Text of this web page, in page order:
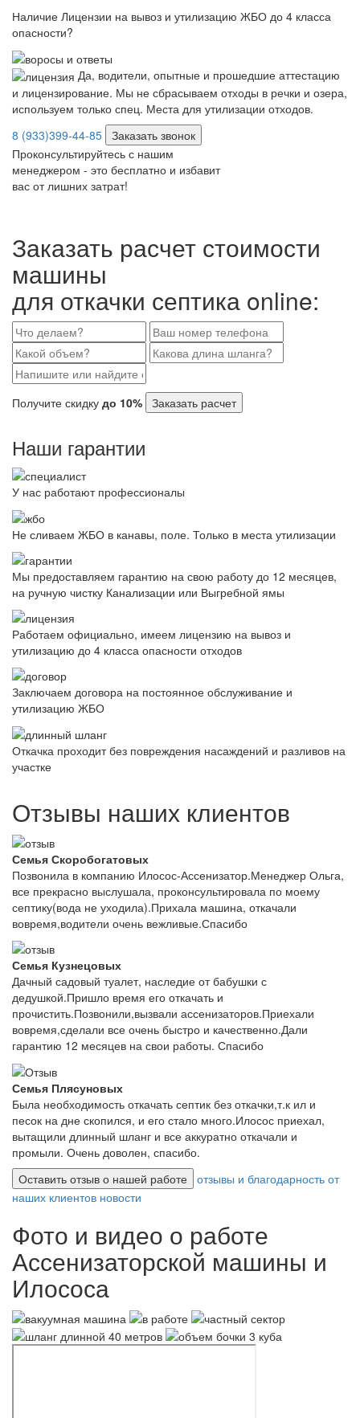
Наличие Лицензии на вывоз и утилизацию ЖБО до 4 класса
опасности?
Да, водители, опытные и прошедшие аттестацию
и лицензирование. Мы не сбрасываем отходы в речки и озера,
используем только спец. Места для утилизации отходов.
8 (933)399-44-85 Заказать звонок
Проконсультируйтесь с нашим
менеджером - это бесплатно и избавит
вас от лишних затрат!
Заказать расчет стоимости
машины
для откачки септика online:
Получите скидку до 10% Заказать расчет
Наши гарантии
У нас работают профессионалы
Не сливаем ЖБО в канавы, поле. Только в места утилизации
Мы предоставляем гарантию на свою работу до 12 месяцев,
на ручную чистку Канализации или Выгребной ямы
Работаем официально, имеем лицензию на вывоз и
утилизацию до 4 класса опасности отходов
Заключаем договора на постоянное обслуживание и
утилизацию ЖБО
Откачка проходит без повреждения насаждений и разливов на
участке
Отзывы наших клиентов
Семья Скоробогатовых
Позвонила в компанию Илосос-Ассенизатор.Менеджер Ольга,
все прекрасно выслушала, проконсультировала по моему
септику(вода не уходила).Прихала машина, откачали
вовремя,водители очень вежливые.Спасибо
Семья Кузнецовых
Дачный садовый туалет, наследие от бабушки с
дедушкой.Пришло время его откачать и
прочистить.Позвонили,вызвали ассенизаторов.Приехали
вовремя,сделали все очень быстро и качественно.Дали
гарантию 12 месяцев на свои работы. Спасибо
Семья Плясуновых
Была необходимость откачать септик без откачки,т.к ил и
песок на дне скопился, и его стало много.Илосос приехал,
вытащили длинный шланг и все аккуратно откачали и
промыли. Очень доволен, спасибо.
Оставить отзыв о нашей работе
отзывы и благодарность от
наших клиентов новости
Фото и видео о работе
Ассенизаторской машины и
Илососа